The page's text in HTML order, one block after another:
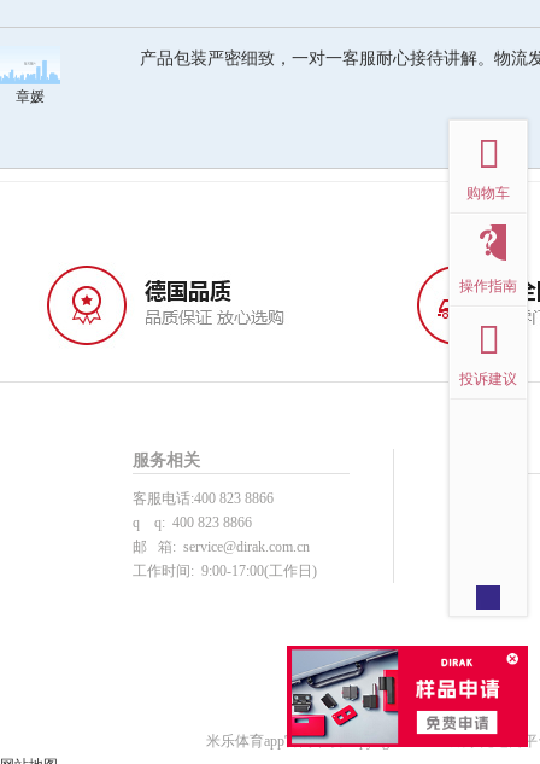
章媛
产品包装严密细致，一对一客服耐心接待讲解。物流
服务相关
客服电话:400 823 8866
q q: 400 823 8866
邮 箱: service@dirak.com.cn
工作时间: 9:00-17:00(工作日)
米乐体育app官网下载 copyright © 2015 戴乐克电商
购物车
操作指南
投诉建议